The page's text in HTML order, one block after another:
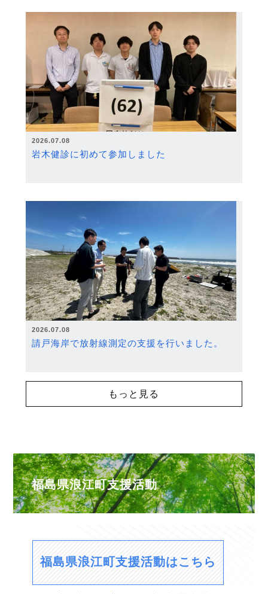
2026.07.08
岩木健診に初めて参加しました
2026.07.08
請戸海岸で放射線測定の支援を行いました。
もっと見る
福島県浪江町支援活動
福島県浪江町支援活動はこちら